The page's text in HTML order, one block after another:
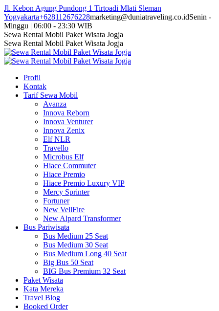
Skip
to
content
Jl. Kebon Agung Pundong 1 Tirtoadi Mlati Sleman
Yogyakarta+628112676228marketing@duniatraveling.co.idSenin -
Minggu | 06:00 - 23:30 WIB
Facebook
page
opens
in
window
Twitter
page
opens
in
window
Instagram
page
opens
in
window
YouTube
page
opens
in
window
Sewa Rental Mobil Paket Wisata Jogja
Sewa Rental Mobil Paket Wisata Jogja
Profil
Kontak
Tarif Sewa Mobil
Avanza
Innova Reborn
Innova Venturer
Innova Zenix
Elf NLR
Travello
Microbus Elf
Hiace Commuter
Hiace Premio
Hiace Premio Luxury VIP
Mercy Sprinter
Fortuner
New VellFire
New Alpard Transformer
Bus Pariwisata
Bus Medium 25 Seat
Bus Medium 30 Seat
Bus Medium Long 40 Seat
Big Bus 50 Seat
BIG Bus Premium 32 Seat
Paket Wisata
Kata Mereka
Travel Blog
Booked Order